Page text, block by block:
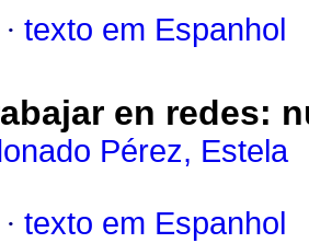
· texto em Espanhol
en redes:
Pérez, Estela
· texto em Espanhol